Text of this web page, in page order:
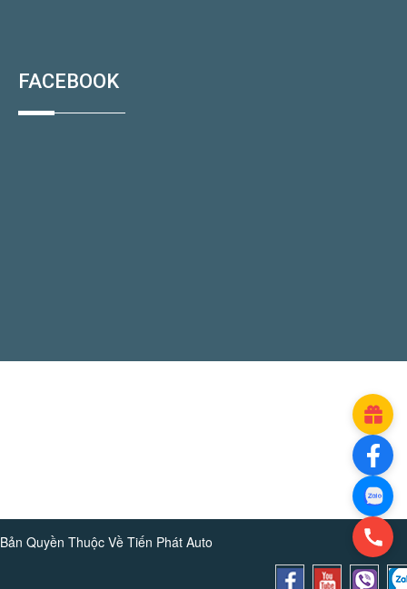
FACEBOOK
Bản Quyền Thuộc Về Tiến Phát Auto